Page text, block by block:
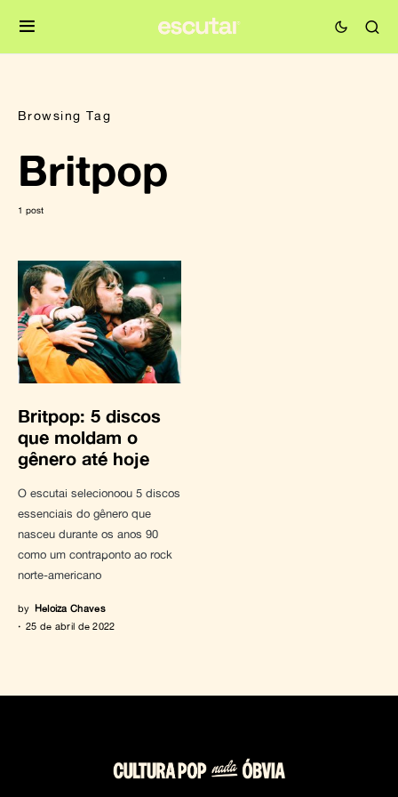
Browsing Tag
Britpop
1 post
Britpop: 5 discos
que moldam o
gênero até hoje
O escutai selecionoou 5 discos
essenciais do gênero que
nasceu durante os anos 90
como um contraponto ao rock
norte-americano
by Heloiza Chaves
25 de abril de 2022